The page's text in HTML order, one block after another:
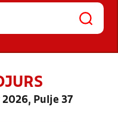
2026, Pulje 37